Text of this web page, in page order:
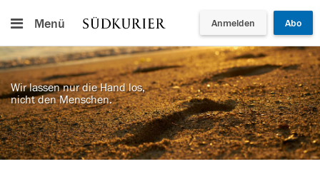
Menü Anmelden Abo
Wir lassen nur die Hand los,
nicht den Menschen.